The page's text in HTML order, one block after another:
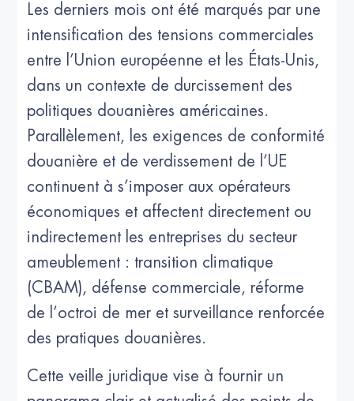
Les derniers mois ont été marqués par une
intensification des tensions commerciales
entre l’Union européenne et les États-Unis,
dans un contexte de durcissement des
politiques douanières américaines.
Parallèlement, les exigences de conformité
douanière et de verdissement de l’UE
continuent à s’imposer aux opérateurs
économiques et affectent directement ou
indirectement les entreprises du secteur
ameublement : transition climatique
(CBAM), défense commerciale, réforme
de l’octroi de mer et surveillance renforcée
des pratiques douanières.
Cette veille juridique vise à fournir un